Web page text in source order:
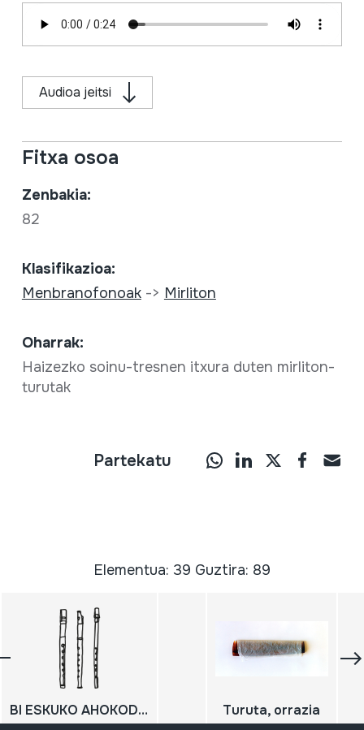
Audioa jeitsi
Fitxa osoa
Zenbakia:
82
Klasifikazioa:
Menbranofonoak-> Mirliton
Oharrak:
Haizezko soinu-tresnen itxura duten mirliton-
turutak
Partekatu
Elementua: 39 Guztira: 89
BI ESKUKO AHOKODUN FLAUTA ZUZENAK Turuta, orrazia